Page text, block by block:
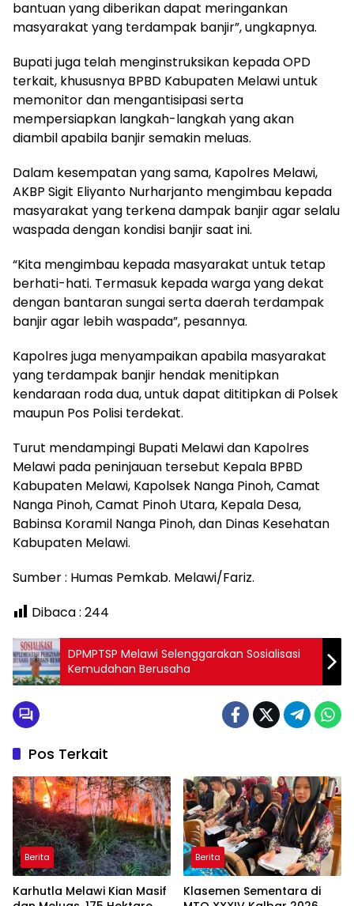
bantuan yang diberikan dapat meringankan
masyarakat yang terdampak banjir”, ungkapnya.
Bupati juga telah menginstruksikan kepada OPD
terkait, khususnya BPBD Kabupaten Melawi untuk
memonitor dan mengantisipasi serta
mempersiapkan langkah-langkah yang akan
diambil apabila banjir semakin meluas.
Dalam kesempatan yang sama, Kapolres Melawi,
AKBP Sigit Eliyanto Nurharjanto mengimbau kepada
masyarakat yang terkena dampak banjir agar selalu
waspada dengan kondisi banjir saat ini.
“Kita mengimbau kepada masyarakat untuk tetap
berhati-hati. Termasuk kepada warga yang dekat
dengan bantaran sungai serta daerah terdampak
banjir agar lebih waspada”, pesannya.
Kapolres juga menyampaikan apabila masyarakat
yang terdampak banjir hendak menitipkan
kendaraan roda dua, untuk dapat dititipkan di Polsek
maupun Pos Polisi terdekat.
Turut mendampingi Bupati Melawi dan Kapolres
Melawi pada peninjauan tersebut Kepala BPBD
Kabupaten Melawi, Kapolsek Nanga Pinoh, Camat
Nanga Pinoh, Camat Pinoh Utara, Kepala Desa,
Babinsa Koramil Nanga Pinoh, dan Dinas Kesehatan
Kabupaten Melawi.
Sumber : Humas Pemkab. Melawi/Fariz.
Dibaca : 244
DPMPTSP Melawi Selenggarakan Sosialisasi
Kemudahan Berusaha
Pos Terkait
Berita
Karhutla Melawi Kian Masif
Berita
Klasemen Sementara di